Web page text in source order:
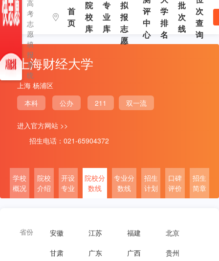
高
考
志
愿
填
报
系
统
首
页
院
校
库
专
业
库
拟
报
志
愿
评
中
心
学
排
名
批
次
线
次
查
询
上海财经大学
上海 杨浦区
本科
公办 211 双一流
进入官方网站 >>
招生电话：021-65904372
学校
概况
院校
介绍
开设
专业
院校分
数线
专业分
数线
招生
计划
口碑
评价
招生
简章
省份 安徽 江苏 福建 北京
甘肃 广东 广西 贵州